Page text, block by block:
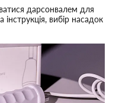
дарсонвалем для
вибір насадок